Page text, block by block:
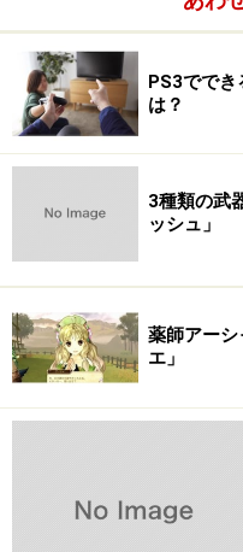
さて、今回PS3につい
か？
結論から言えば、「ハ
PS3ででき
は？
3種類の武
ッシュ」
薬師アーシ
エ」